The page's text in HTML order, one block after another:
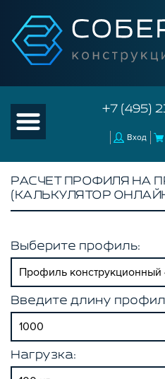
+7 (495)
Вход
РАСЧЕТ ПРОФИЛЯ НА
(КАЛЬКУЛЯТОР
Выберите профиль:
Введите длину
Нагрузка: